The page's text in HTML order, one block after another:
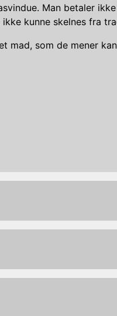
Man betaler
kunne skelnes fra
mad, som de mener